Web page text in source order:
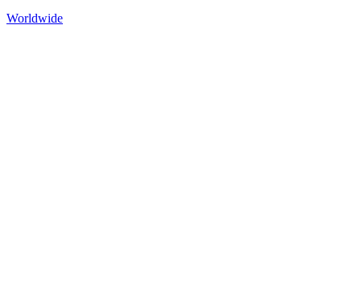
Worldwide